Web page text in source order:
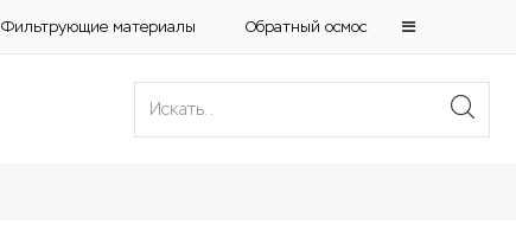
Фильтрующие материалы Обратный осмос